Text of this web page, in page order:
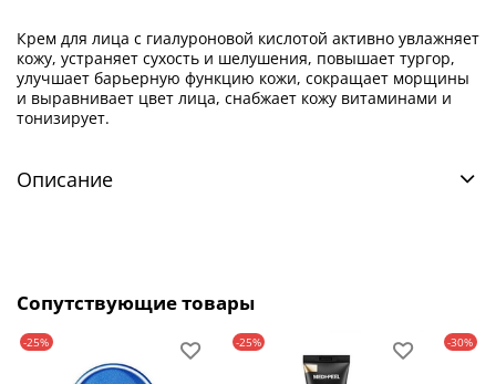
Крем для лица с гиалуроновой кислотой активно увлажняет
кожу, устраняет сухость и шелушения, повышает тургор,
улучшает барьерную функцию кожи, сокращает морщины
и выравнивает цвет лица, снабжает кожу витаминами и
тонизирует.
Описание
Сопутствующие товары
-25% -25% -30%